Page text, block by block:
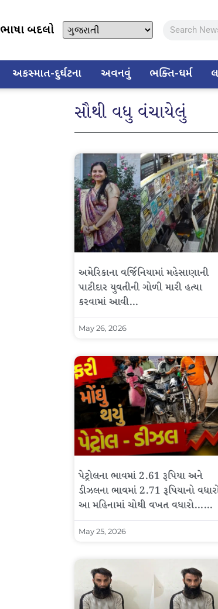
ભાષા બદલો
અકસ્માત-દુર્ઘટના અવનવું ભક્તિ-ધર્મ
સૌથી વધુ વંચાયેલું
અમેરિકાના વર્જિનિયામાં મહેસાણાની
પાટીદાર યુવતીની ગોળી મારી હત્યા
કરવામાં આવી…
May 26, 2026
પેટ્રોલના ભાવમાં 2.61 રૂપિયા અને
ડીઝલના ભાવમાં 2.71 રૂપિયાનો
આ મહિનામાં ચોથી વખત વધારો……
May 25, 2026